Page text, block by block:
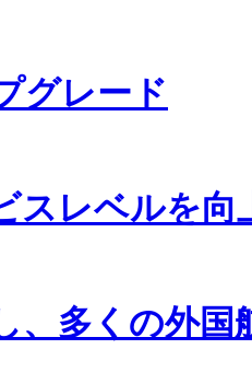
グレード
スレベルを向
、多くの外国